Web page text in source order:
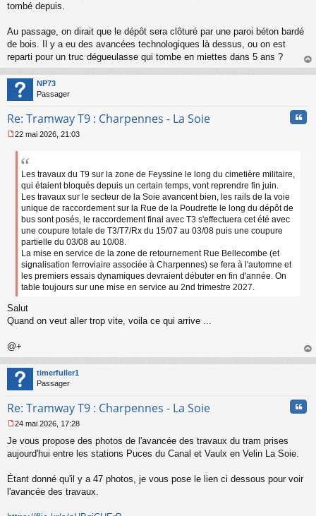
n
u
tombé depuis.
Au passage, on dirait que le dépôt sera clôturé par une paroi béton bardé
de bois. Il y a eu des avancées technologiques là dessus, ou on est
reparti pour un truc dégueulasse qui tombe en miettes dans 5 ans ?
au
NP73
Passager
Re: Tramway T9 : Charpennes - La Soie
e
22 mai 2026, 21:03
Les travaux du T9 sur la zone de Feyssine le long du cimetière militaire,
qui étaient bloqués depuis un certain temps, vont reprendre fin juin.
Les travaux sur le secteur de la Soie avancent bien, les rails de la voie
unique de raccordement sur la Rue de la Poudrette le long du dépôt de
bus sont posés, le raccordement final avec T3 s'effectuera cet été avec
une coupure totale de T3/T7/Rx du 15/07 au 03/08 puis une coupure
partielle du 03/08 au 10/08.
La mise en service de la zone de retournement Rue Bellecombe (et
signalisation ferroviaire associée à Charpennes) se fera à l'automne et
les premiers essais dynamiques devraient débuter en fin d'année. On
table toujours sur une mise en service au 2nd trimestre 2027.
Salut
Quand on veut aller trop vite, voila ce qui arrive ...
@+
au
timerfuller1
Passager
Re: Tramway T9 : Charpennes - La Soie
e
s
g
e
24 mai 2026, 17:28
Je vous propose des photos de l'avancée des travaux du tram prises
aujourd'hui entre les stations Puces du Canal et Vaulx en Velin La Soie.
Étant donné qu'il y a 47 photos, je vous pose le lien ci dessous pour voir
l'avancée des travaux.